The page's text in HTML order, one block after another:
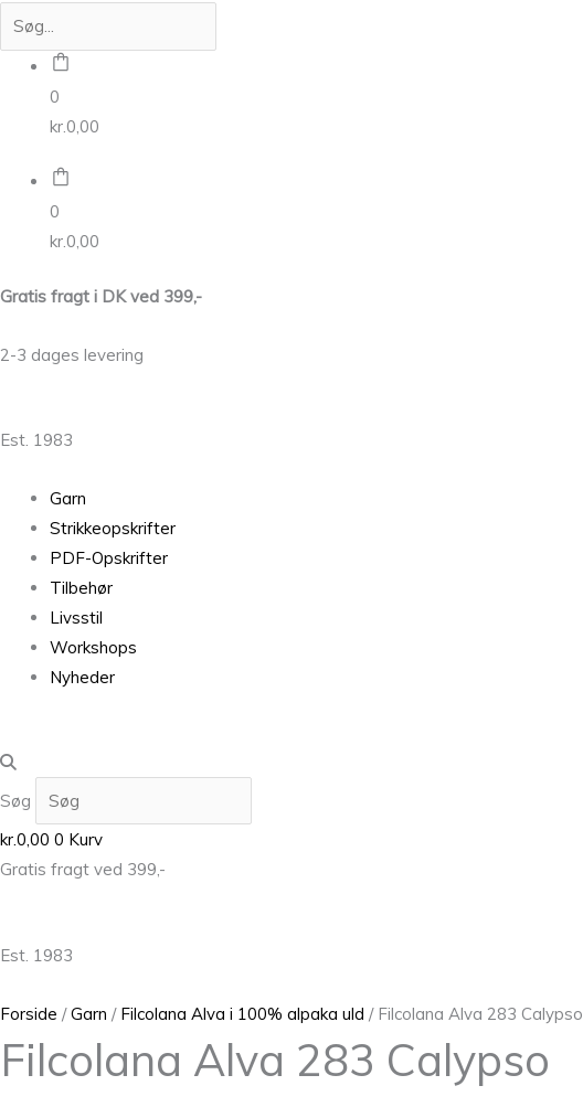
0
kr.0,00
0
kr.0,00
Gratis fragt i DK ved 399,-
2-3 dages levering
Est. 1983
Garn
Strikkeopskrifter
PDF-Opskrifter
Tilbehør
Livsstil
Workshops
Nyheder
Søg
kr.0,00 0 Kurv
Gratis fragt ved 399,-
Est. 1983
Forside /Garn / Filcolana Alva i 100% alpaka uld / Filcolana Alva 283 Calypso
Filcolana Alva 283 Calypso